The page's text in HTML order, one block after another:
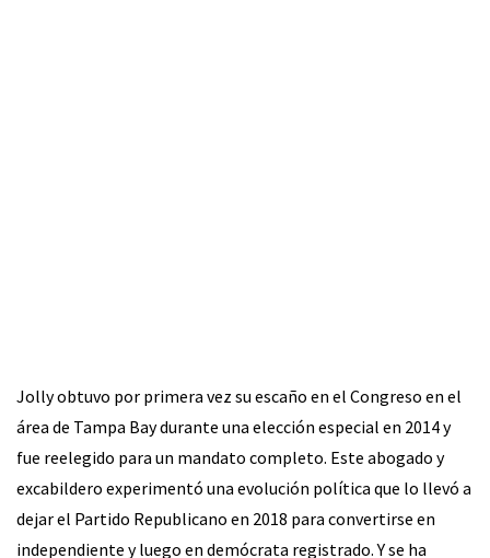
Jolly obtuvo por primera vez su escaño en el Congreso en el
área de Tampa Bay durante una elección especial en 2014 y
fue reelegido para un mandato completo. Este abogado y
excabildero experimentó una evolución política que lo llevó a
dejar el Partido Republicano en 2018 para convertirse en
independiente y luego en demócrata registrado. Y se ha